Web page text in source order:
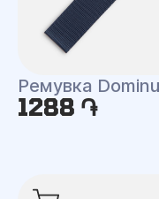
Ремувка
1288 ֏